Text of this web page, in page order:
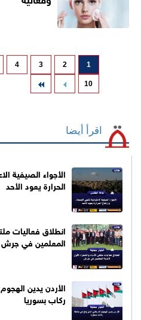
1
2
3
4
10
اقرأ أيضا
الأجواء الصيفية
الحرارة يعود الأحد
انطلاق فعاليات
المعلمين في جرش
الأردن يدين
ركاب بسوريا